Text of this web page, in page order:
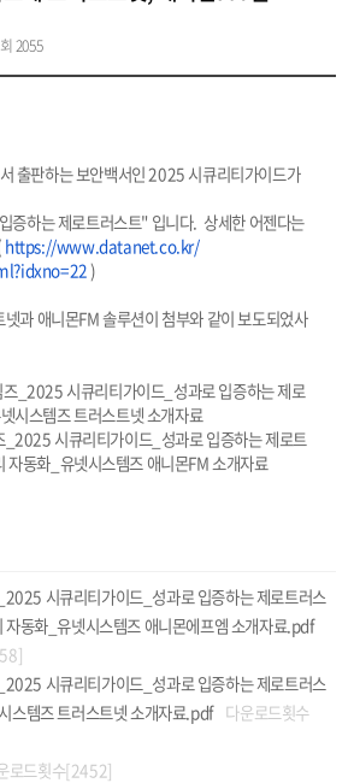
2055
출판하는 보안백서인 2025 시큐리티가이드가
증하는 제로트러스트" 입니다. 상세한 어젠다는
https://www.datanet.co.kr/
)
과 애니몬FM 솔루션이 첨부와 같이 보도되었사
_2025 시큐리티가이드_성과로 입증하는 제로
시스템즈 트러스트넷 소개자료
_2025 시큐리티가이드_성과로 입증하는 제로트
자동화_유넷시스템즈 애니몬FM 소개자료
시큐리티가이드_성과로 입증하는 제로트러스
동화_유넷시스템즈 애니몬에프엠 소개자료.pdf
시큐리티가이드_성과로 입증하는 제로트러스
스템즈 트러스트넷 소개자료.pdf 다운로드횟수
로드횟수[2452]